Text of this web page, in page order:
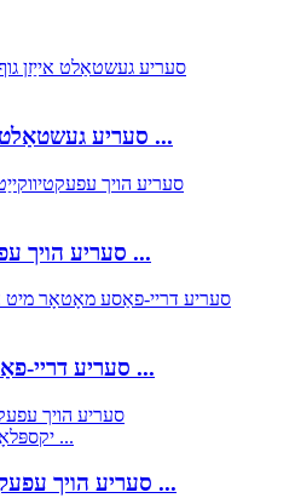
IE3 סעריע געשטאַלט אייַזן גוף ס ...
IE2 סעריע הויך עפעקטיווקייַט ...
MS סעריע דריי-פאַסע מאָטאָר ...
YBX3 סעריע הויך עפעקטיווקייַט ...